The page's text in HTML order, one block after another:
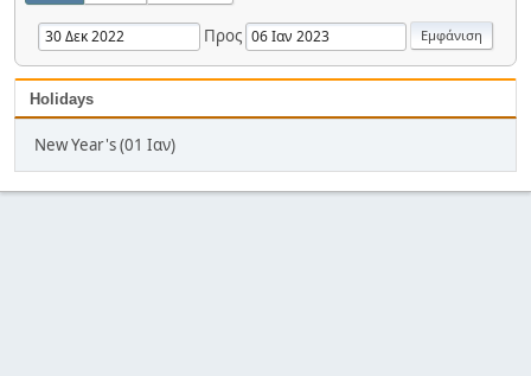
Προς
Holidays
New Year's (01 Ιαν)